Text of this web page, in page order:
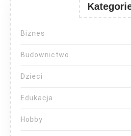
Biznes
Budownictwo
Dzieci
Edukacja
Hobby